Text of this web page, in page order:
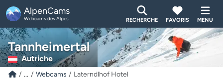
AlpenCams
Webcams des Alpes RECHERCHE FAVORIS MENU
Tannheimertal
Autriche
... Webcams Laterndlhof Hotel